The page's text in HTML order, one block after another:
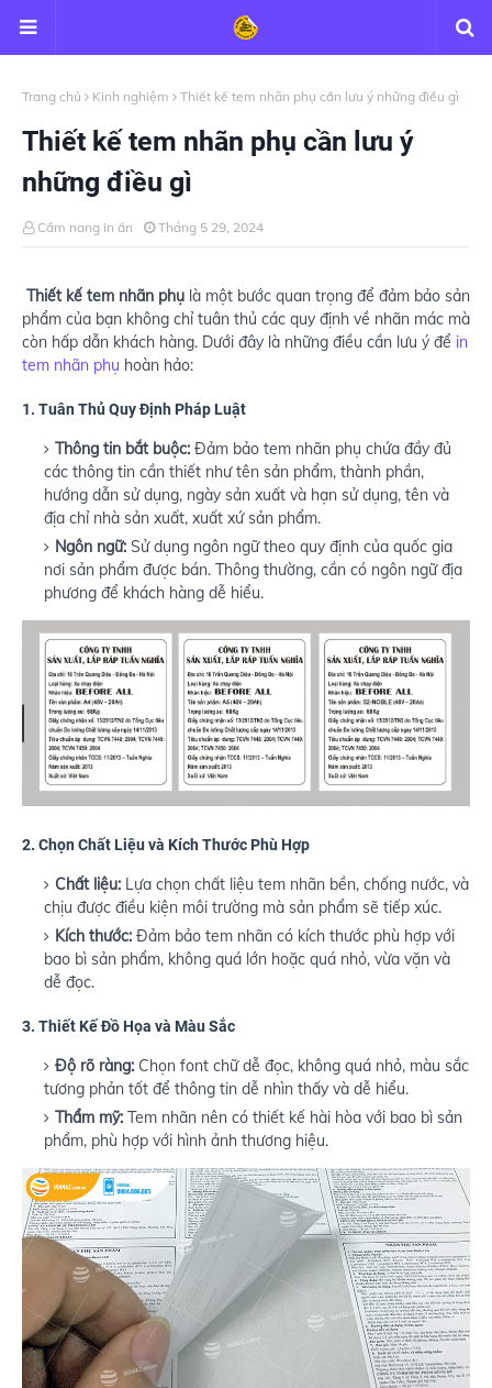
Trang chủ Kinh nghiệm Thiết kế tem nhãn phụ cần lưu ý những điều gì
Thiết kế tem nhãn phụ cần lưu ý
những điều gì
Cẩm nang in ấn Tháng 5 29, 2024
Thiết kế tem nhãn phụ là một bước quan trọng để đảm bảo sản
phẩm của bạn không chỉ tuân thủ các quy định về nhãn mác mà
còn hấp dẫn khách hàng. Dưới đây là những điều cần lưu ý để in
tem nhãn phụ hoàn hảo:
1. Tuân Thủ Quy Định Pháp Luật
Thông tin bắt buộc: Đảm bảo tem nhãn phụ chứa đầy đủ
các thông tin cần thiết như tên sản phẩm, thành phần,
hướng dẫn sử dụng, ngày sản xuất và hạn sử dụng, tên và
địa chỉ nhà sản xuất, xuất xứ sản phẩm.
Ngôn ngữ: Sử dụng ngôn ngữ theo quy định của quốc gia
nơi sản phẩm được bán. Thông thường, cần có ngôn ngữ địa
phương để khách hàng dễ hiểu.
2. Chọn Chất Liệu và Kích Thước Phù Hợp
Chất liệu: Lựa chọn chất liệu tem nhãn bền, chống nước, và
chịu được điều kiện môi trường mà sản phẩm sẽ tiếp xúc.
Kích thước: Đảm bảo tem nhãn có kích thước phù hợp với
bao bì sản phẩm, không quá lớn hoặc quá nhỏ, vừa vặn và
dễ đọc.
3. Thiết Kế Đồ Họa và Màu Sắc
Độ rõ ràng: Chọn font chữ dễ đọc, không quá nhỏ, màu sắc
tương phản tốt để thông tin dễ nhìn thấy và dễ hiểu.
Thẩm mỹ: Tem nhãn nên có thiết kế hài hòa với bao bì sản
phẩm, phù hợp với hình ảnh thương hiệu.